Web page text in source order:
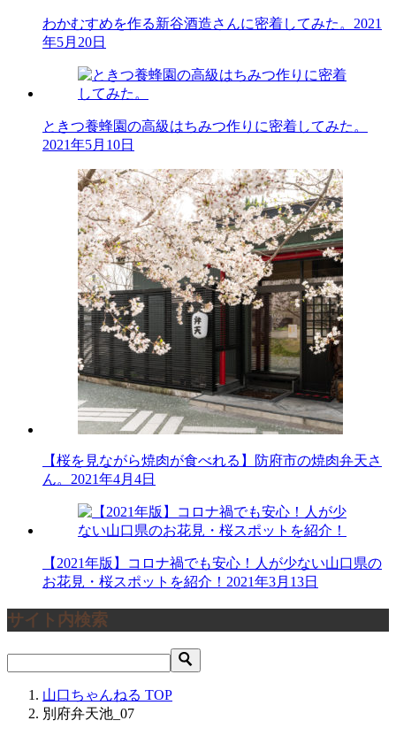
わかむすめを作る新谷酒造さんに密着してみた。 2021
年5月20日
ときつ養蜂園の高級はちみつ作りに密着してみた。
2021年5月10日
【桜を見ながら焼肉が食べれる】防府市の焼肉弁天さ
ん。 2021年4月4日
【2021年版】コロナ禍でも安心！人が少ない山口県の
お花見・桜スポットを紹介！ 2021年3月13日
サイト内検索
山口ちゃんねる TOP
別府弁天池_07